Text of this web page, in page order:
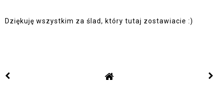
Dziękuję wszystkim za ślad, który tutaj zostawiacie :)